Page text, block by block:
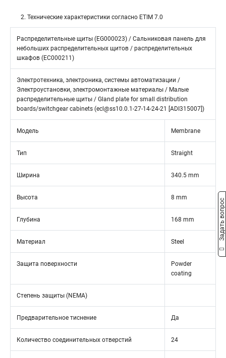
2. Технические характеристики согласно ETIM 7.0
Распределительные щиты (EG000023) / Сальниковая панель для
небольших распределительных щитов / распределительных
шкафов (EC000211)
Электротехника, электроника, системы автоматизации /
Электроустановки, электромонтажные материалы / Малые
распределительные щиты / Gland plate for small distribution
boards/switchgear cabinets (ecl@ss10.0.1-27-14-24-21 [ADI315007])
Модель Membrane
Тип Straight
Ширина 340.5 mm
Высота 8 mm
Глубина 168 mm
Материал Steel
Защита поверхности
Powder
coating
Степень защиты (NEMA)
Предварительное тиснение Да
Количество соединительных отверстий 24
Задать вопрос